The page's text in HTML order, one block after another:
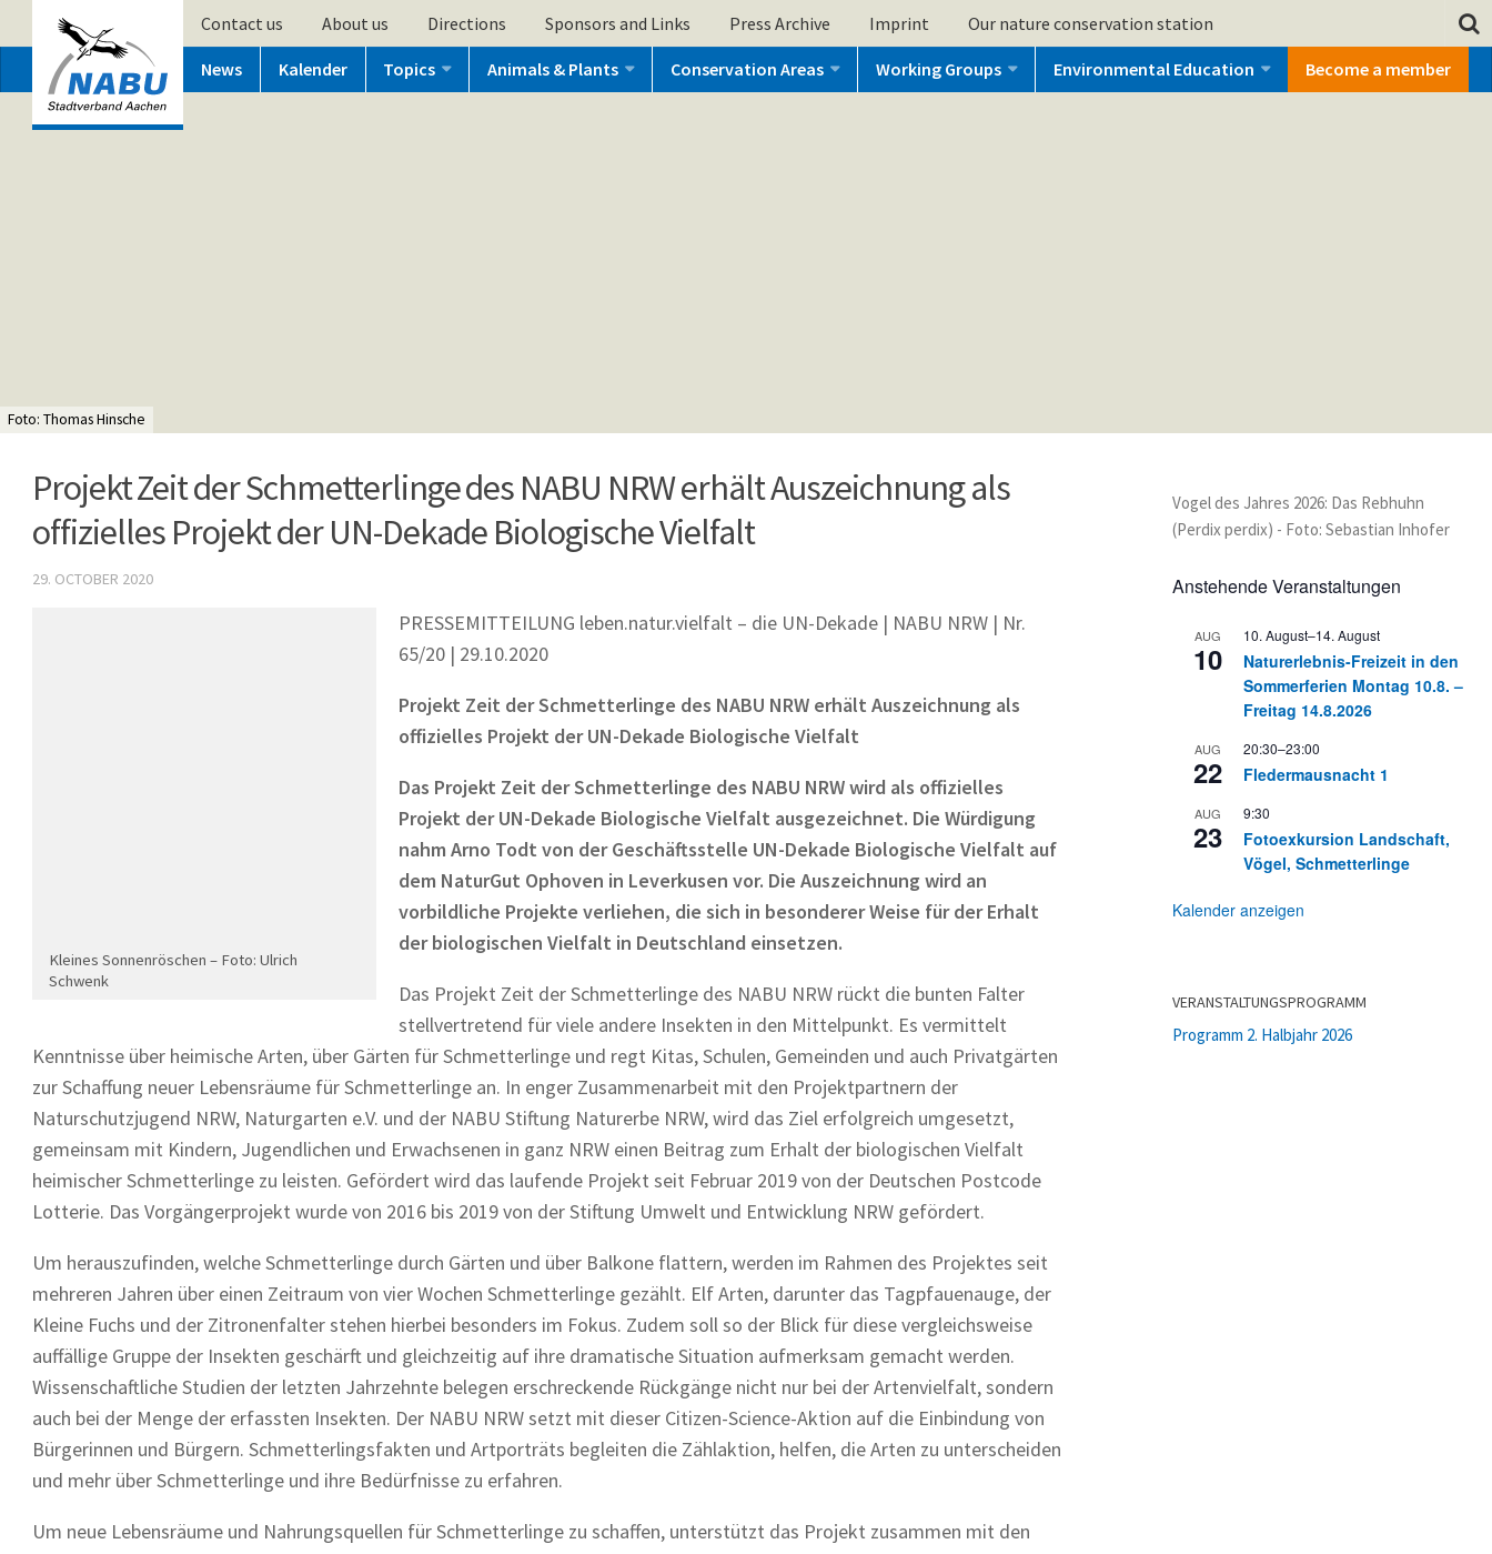
Contact us About us Directions Sponsors and Links Press Archive Imprint Our nature conservation station
News Kalender Topics Animals & Plants Conservation Areas Working Groups Environmental Education Become a member
Foto: Thomas Hinsche
Projekt Zeit der Schmetterlinge des NABU NRW erhält Auszeichnung als
offizielles Projekt der UN-Dekade Biologische Vielfalt
29. OCTOBER 2020
Kleines Sonnenröschen – Foto: Ulrich
Schwenk
PRESSEMITTEILUNG leben.natur.vielfalt – die UN-Dekade | NABU NRW | Nr.
65/20 | 29.10.2020
Projekt Zeit der Schmetterlinge des NABU NRW erhält Auszeichnung als
offizielles Projekt der UN-Dekade Biologische Vielfalt
Das Projekt Zeit der Schmetterlinge des NABU NRW wird als offizielles
Projekt der UN-Dekade Biologische Vielfalt ausgezeichnet. Die Würdigung
nahm Arno Todt von der Geschäftsstelle UN-Dekade Biologische Vielfalt auf
dem NaturGut Ophoven in Leverkusen vor. Die Auszeichnung wird an
vorbildliche Projekte verliehen, die sich in besonderer Weise für der Erhalt
der biologischen Vielfalt in Deutschland einsetzen.
Das Projekt Zeit der Schmetterlinge des NABU NRW rückt die bunten Falter
stellvertretend für viele andere Insekten in den Mittelpunkt. Es vermittelt
Kenntnisse über heimische Arten, über Gärten für Schmetterlinge und regt Kitas, Schulen, Gemeinden und auch Privatgärten
zur Schaffung neuer Lebensräume für Schmetterlinge an. In enger Zusammenarbeit mit den Projektpartnern der
Naturschutzjugend NRW, Naturgarten e.V. und der NABU Stiftung Naturerbe NRW, wird das Ziel erfolgreich umgesetzt,
gemeinsam mit Kindern, Jugendlichen und Erwachsenen in ganz NRW einen Beitrag zum Erhalt der biologischen Vielfalt
heimischer Schmetterlinge zu leisten. Gefördert wird das laufende Projekt seit Februar 2019 von der Deutschen Postcode
Lotterie. Das Vorgängerprojekt wurde von 2016 bis 2019 von der Stiftung Umwelt und Entwicklung NRW gefördert.
Um herauszufinden, welche Schmetterlinge durch Gärten und über Balkone flattern, werden im Rahmen des Projektes seit
mehreren Jahren über einen Zeitraum von vier Wochen Schmetterlinge gezählt. Elf Arten, darunter das Tagpfauenauge, der
Kleine Fuchs und der Zitronenfalter stehen hierbei besonders im Fokus. Zudem soll so der Blick für diese vergleichsweise
auffällige Gruppe der Insekten geschärft und gleichzeitig auf ihre dramatische Situation aufmerksam gemacht werden.
Wissenschaftliche Studien der letzten Jahrzehnte belegen erschreckende Rückgänge nicht nur bei der Artenvielfalt, sondern
auch bei der Menge der erfassten Insekten. Der NABU NRW setzt mit dieser Citizen-Science-Aktion auf die Einbindung von
Bürgerinnen und Bürgern. Schmetterlingsfakten und Artporträts begleiten die Zählaktion, helfen, die Arten zu unterscheiden
und mehr über Schmetterlinge und ihre Bedürfnisse zu erfahren.
Um neue Lebensräume und Nahrungsquellen für Schmetterlinge zu schaffen, unterstützt das Projekt zusammen mit den
Vogel des Jahres 2026: Das Rebhuhn
(Perdix perdix) - Foto: Sebastian Inhofer
Anstehende Veranstaltungen
AUG
10
10. August–14. August
Naturerlebnis-Freizeit in den
Sommerferien Montag 10.8. –
Freitag 14.8.2026
AUG
22
20:30–23:00
Fledermausnacht 1
AUG
23
9:30
Fotoexkursion Landschaft,
Vögel, Schmetterlinge
Kalender anzeigen
VERANSTALTUNGSPROGRAMM
Programm 2. Halbjahr 2026